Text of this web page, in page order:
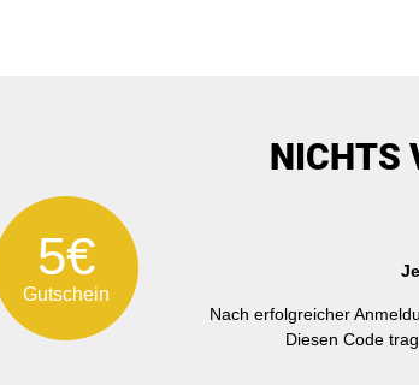
5€
Gutschein
NICHTS
Nach erfolgreicher
Diesen Code